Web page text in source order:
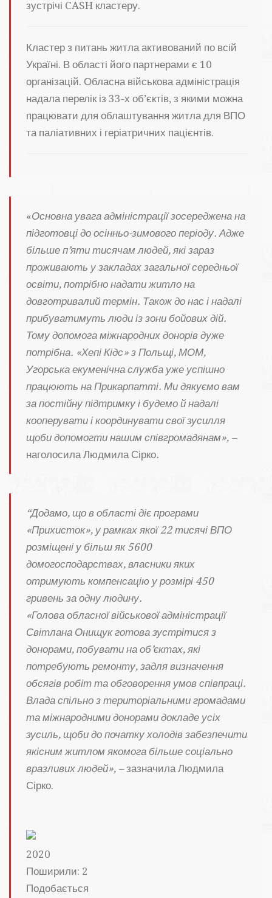
зустрічі CASH кластеру.
Кластер з питань житла активований по всій
Україні. В області його партнерами є 10
організацій. Обласна військова адміністрація
надала перелік із 33-х об’єктів, з якими можна
працювати для облаштування житла для ВПО
та паліативних і геріатричних пацієнтів.
«Основна увага адміністрації зосереджена на
підготовці до осінньо-зимового періоду. Адже
більше п’яти тисячам людей, які зараз
проживають у закладах загальної середньої
освіти, потрібно надати житло на
довготривалий термін. Також до нас і надалі
прибуватимуть люди із зони бойових дій.
Тому допомога міжнародних донорів дуже
потрібна. «Хепі Кідс» з Польщі, МОМ,
Угорська екуменічна служба уже успішно
працюють на Прикарпатті. Ми дякуємо вам
за постійну підтримку і будемо й надалі
кооперувати і координувати свої зусилля
щоби допомогти нашим співгромадянам», –
наголосила Людмила Сірко.
“Додамо, що в області діє програми
«Прихисток», у рамках якої 22 тисячі ВПО
розміщені у більш як 5600
домогосподарствах, власники яких
отримують компенсацію у розмірі 450
гривень за одну людину.
«Голова обласної військової адміністрації
Світлана Онищук готова зустрітися з
донорами, побувати на об’єктах, які
потребують ремонту, задля визначення
обсягів робіт та обговорення умов співпраці.
Влада спільно з територіальними громадами
та міжнародними донорами докладе усіх
зусиль, щоби до початку холодів забезпечити
якісним житлом якомога більше соціально
вразливих людей», –зазначила Людмила
Сірко.
2020
Поширили: 2
Подобається